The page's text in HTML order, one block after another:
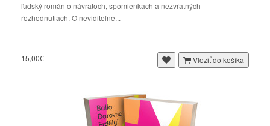
ľudský román o návratoch, spomienkach a nezvratných
rozhodnutiach. O neviditeľne...
15,00€ Vložiť do košíka